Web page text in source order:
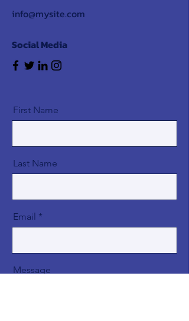
info@mysite.com
Social Media
First Name
Last Name
Email
Message